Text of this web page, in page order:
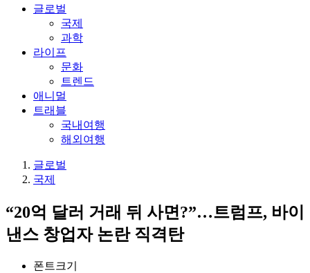
글로벌
국제
과학
라이프
문화
트렌드
애니멀
트래블
국내여행
해외여행
글로벌
국제
“20억 달러 거래 뒤 사면?”…트럼프, 바이
낸스 창업자 논란 직격탄
폰트크기